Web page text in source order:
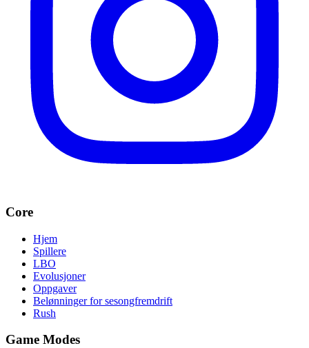
Core
Hjem
Spillere
LBO
Evolusjoner
Oppgaver
Belønninger for sesongfremdrift
Rush
Game Modes